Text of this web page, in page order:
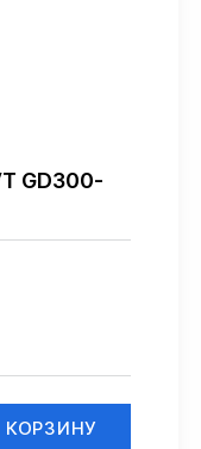
GD300-
КОРЗИНУ